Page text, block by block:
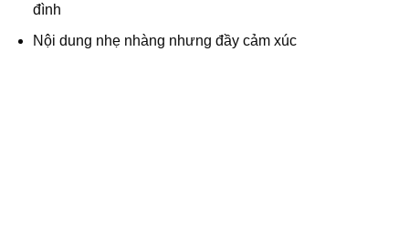
đình
Nội dung nhẹ nhàng nhưng đầy cảm xúc